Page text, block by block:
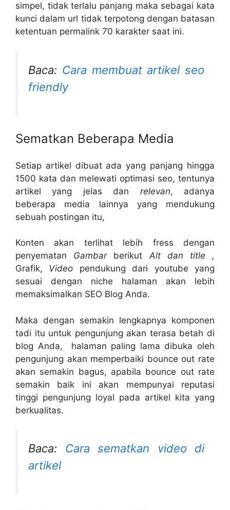
simpel, tidak terlalu panjang maka sebagai kata
kunci dalam url tidak terpotong dengan batasan
ketentuan permalink 70 karakter saat ini.
Baca: Cara membuat artikel seo
friendly
Sematkan Beberapa Media
Setiap artikel dibuat ada yang panjang hingga
1500 kata dan melewati optimasi seo, tentunya
artikel yang jelas dan relevan, adanya
beberapa media lainnya yang mendukung
sebuah postingan itu,
Konten akan terlihat lebih fress dengan
penyematan Gambar berikutAlt dan title ,
Grafik, Video pendukung dari youtube yang
sesuai dengan niche halaman akan lebih
memaksimalkan SEO Blog Anda.
Maka dengan semakin lengkapnya komponen
tadi itu untuk pengunjung akan terasa betah di
blog Anda, halaman paling lama dibuka oleh
pengunjung akan memperbaiki bounce out rate
akan semakin bagus, apabila bounce out rate
semakin baik ini akan mempunyai reputasi
tinggi pengunjung loyal pada artikel kita yang
berkualitas.
Baca: Cara sematkan video di
artikel